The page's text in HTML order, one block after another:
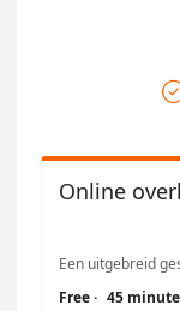
Online
Free· 45